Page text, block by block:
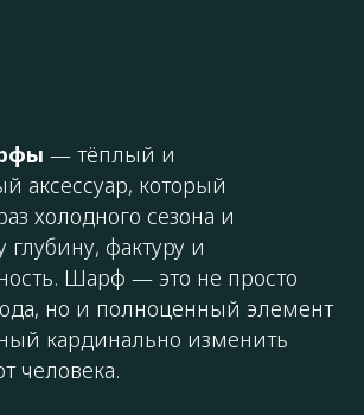
— тёплый и
аксессуар, который
холодного сезона и
глубину, фактуру и
Шарф — это не просто
но и полноценный элемент
кардинально изменить
человека.